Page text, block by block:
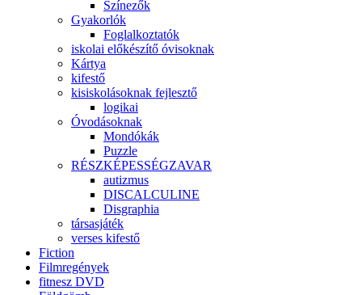
Színezők
Gyakorlók
Foglalkoztatók
iskolai előkészítő óvisoknak
Kártya
kifestő
kisiskolásoknak fejlesztő
logikai
Óvodásoknak
Mondókák
Puzzle
RÉSZKÉPESSÉGZAVAR
autizmus
DISCALCULINE
Disgraphia
társasjáték
verses kifestő
Fiction
Filmregények
fitnesz DVD